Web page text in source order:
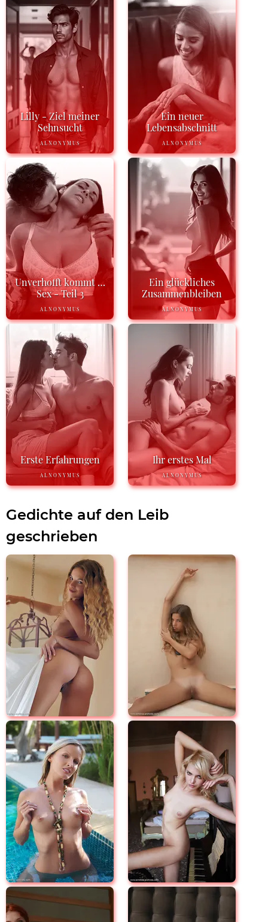
Lilly - Ziel meiner
Sehnsucht
ALNONYMUS
Ein neuer
Lebensabschnitt
ALNONYMUS
Unverhofft kommt …
Sex - Teil 3
ALNONYMUS
Ein glückliches
Zusammenbleiben
ALNONYMUS
Erste Erfahrungen
ALNONYMUS
Ihr erstes Mal
ALNONYMUS
Gedichte auf den Leib
geschrieben